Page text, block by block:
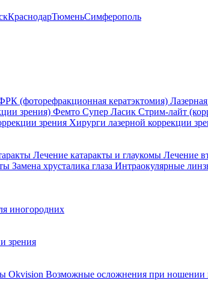
КраснодарТюменьСимферополь
(фоторефракционная кератэктомия)
зрения) Фемто Супер Ласик Стрим-лайт
зрения Хирурги лазерной коррекции
Лечение катаракты и глаукомы Лечение
Замена хрусталика глаза Интраокулярные
иногородних
зрения
Okvision Возможные осложнения при ношении